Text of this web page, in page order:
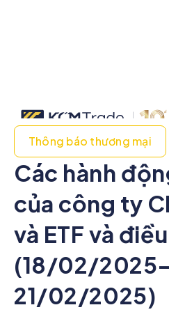
Thông báo thương mại
Các hành
của công ty
và ETF và
(18/02/2025-
21/02/2025)